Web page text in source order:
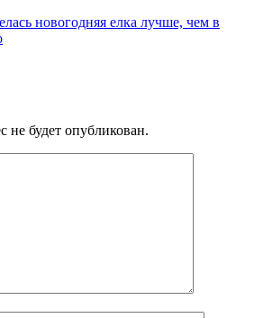
новогодняя елка лучше, чем в
не будет опубликован.